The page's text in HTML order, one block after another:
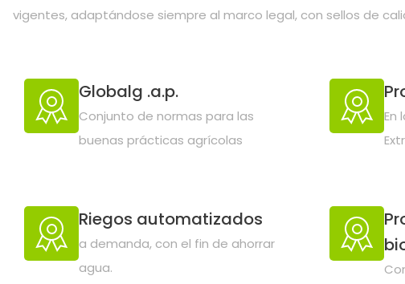
trabajadores para obtener el máximo empleo de
vigentes, adaptándose siempre al marco legal, con sellos de
Globalg .a.p.
Conjunto de normas para las
buenas prácticas agrícolas
En
Riegos automatizados
a demanda, con el fin de ahorrar
agua.